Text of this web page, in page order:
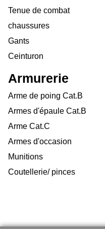
Tenue de combat
chaussures
Gants
Ceinturon
Armurerie
Arme de poing Cat.B
Armes d'épaule Cat.B
Arme Cat.C
Armes d'occasion
Munitions
Coutellerie/ pinces